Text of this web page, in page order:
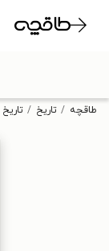
طاقچه تاریخ